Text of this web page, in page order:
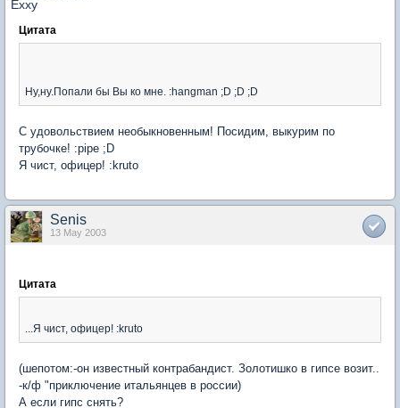
Цитата
Ну,ну.Попали бы Вы ко мне. :hangman ;D ;D ;D
С удовольствием необыкновенным! Посидим, выкурим по
трубочке! :pipe ;D
Я чист, офицер! :kruto
Senis
13 May 2003
Цитата
...Я чист, офицер! :kruto
(шепотом:-он известный контрабандист. Золотишко в гипсе возит..
-к/ф "приключение итальянцев в россии)
А если гипс снять?